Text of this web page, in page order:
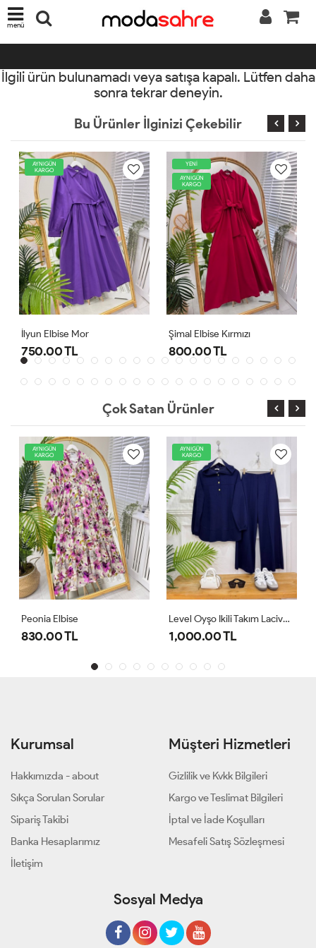
menü
İlgili ürün bulunamadı veya satışa kapalı. Lütfen daha
sonra tekrar deneyin.
Bu Ürünler İlginizi Çekebilir
YENİ
AYNIGÜN
KARGO
Şimal Elbise Kırmızı
800.00 TL
AYNIGÜN
KARGO
1,000.00 TL
Çok Satan Ürünler
AYNIGÜN
KARGO
1,000.00 TL
AYNIGÜN
KARGO
Zeren Elbise Pudra
800.00 TL
Kurumsal
Hakkımızda - about
Sıkça Sorulan Sorular
Sipariş Takibi
Banka Hesaplarımız
İletişim
Müşteri Hizmetleri
Gizlilik ve Kvkk Bilgileri
Kargo ve Teslimat Bilgileri
İptal ve İade Koşulları
Mesafeli Satış Sözleşmesi
Sosyal Medya